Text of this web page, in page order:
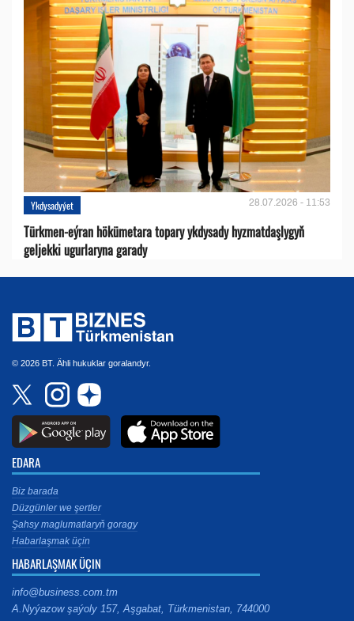
Ykdysadyýet 28.07.2026 - 11:53
Türkmen-eýran hökümetara topary ykdysady hyzmatdaşlygyň
geljekki ugurlaryna garady
© 2026 BT. Ähli hukuklar goralandyr.
EDARA
Biz barada
Düzgünler we şertler
Şahsy maglumatlaryň goragy
Habarlaşmak üçin
HABARLAŞMAK ÜÇIN
info@business.com.tm
A.Nyýazow şaýoly 157, Aşgabat, Türkmenistan, 744000